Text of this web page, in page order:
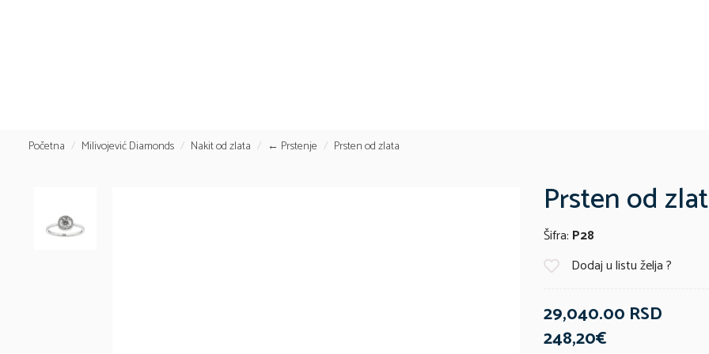
Početna Milivojević Diamonds Nakit od zlata ← Prstenje Prsten od zlata
Prsten od
Šifra: P28
Dodaj u listu želja ?
29,040.00 RSD
248,20€